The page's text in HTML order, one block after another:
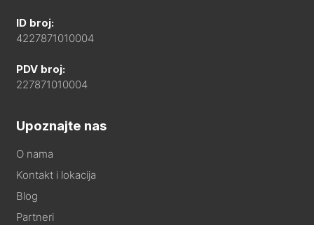
ID broj:
4227871010004
PDV broj:
227871010004
Upoznajte nas
O nama
Kontakt i lokacija
Blog
Partneri